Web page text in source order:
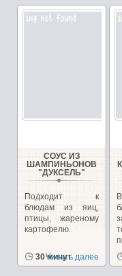
СОУС ИЗ
ШАМПИНЬОНОВ
"ДУКСЕЛЬ"
Подходит к
блюдам из яиц,
птицы, жареному
картофелю.
30 минут
Читать далее